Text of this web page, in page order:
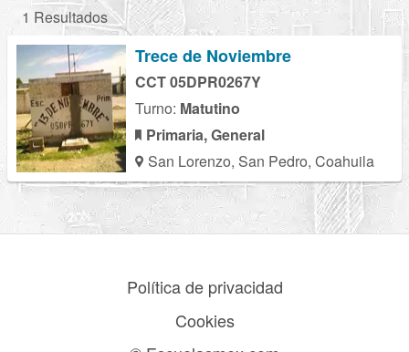
1 Resultados
Trece de Noviembre
CCT 05DPR0267Y
Turno: Matutino
Primaria, General
San Lorenzo, San Pedro, Coahuila
Política de privacidad
Cookies